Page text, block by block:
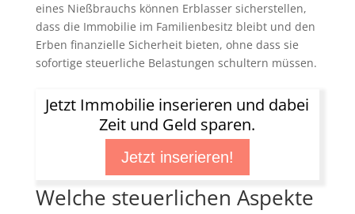
eines Nießbrauchs können Erblasser sicherstellen,
dass die Immobilie im Familienbesitz bleibt und den
Erben finanzielle Sicherheit bieten, ohne dass sie
sofortige steuerliche Belastungen schultern müssen.
Jetzt Immobilie inserieren und dabei
Zeit und Geld sparen.
Jetzt inserieren!
Welche steuerlichen Aspekte